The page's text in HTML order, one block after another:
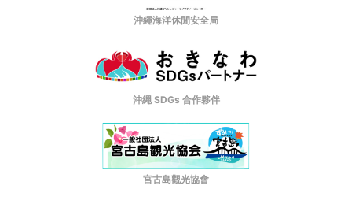
沖繩海洋休閒安全局
沖繩 SDGs 合作夥伴
宮古島觀光協會